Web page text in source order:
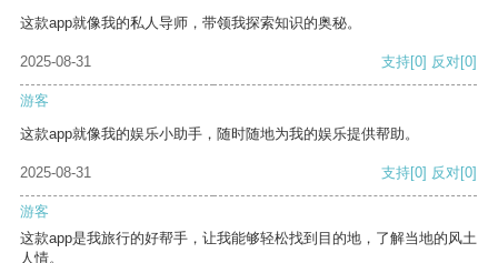
这款app就像我的私人导师，带领我探索知识的奥秘。
2025-08-31 支持[0] 反对[0]
游客
这款app就像我的娱乐小助手，随时随地为我的娱乐提供帮助。
2025-08-31 支持[0] 反对[0]
游客
这款app是我旅行的好帮手，让我能够轻松找到目的地，了解当地的风土
人情。